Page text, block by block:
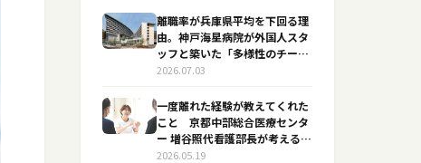
離職率が兵庫県平均を下回る理
由。神戸海星病院が外国人スタ
ッフと築いた「多様性のチーム
医療」
2026.07.03
一度離れた経験が教えてくれた
こと 京都中部総合医療センタ
ー 増谷照代看護部長が考える
「働き続けられる病院」
2026.05.19